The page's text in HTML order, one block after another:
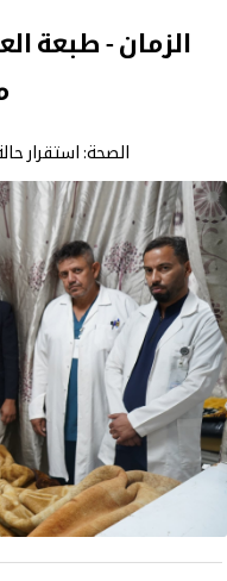
الزمان - طبعة
الصحة: استقرار